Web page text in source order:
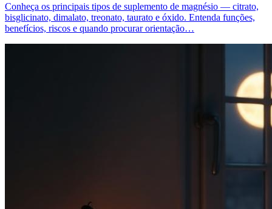
Conheça os principais tipos de suplemento de magnésio — citrato,
bisglicinato, dimalato, treonato, taurato e óxido. Entenda funções,
benefícios, riscos e quando procurar orientação…